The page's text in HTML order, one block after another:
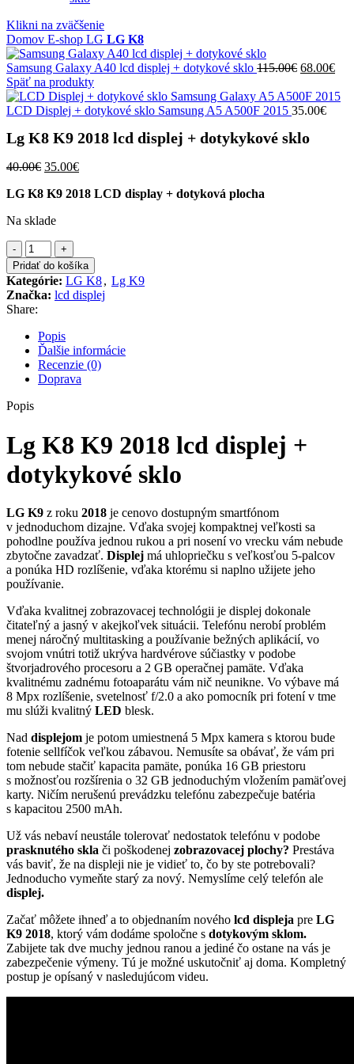
Klikni na zväčšenie
Domov E-shop LG LG K8
Samsung Galaxy A40 lcd displej + dotykové sklo 115.00€ Pôvodná
bola:
115.00€.
68.00€
je:
Späť na produkty
LCD Displej + dotykové sklo Samsung A5 A500F 2015 35.00€
Lg K8 K9 2018 lcd displej + dotykykové sklo
40.00€ Pôvodná
bola:
35.00€Aktuálna
je:
LG K8 K9 2018 LCD display + dotyková plocha
Na sklade
množstvo
Lg
K8
K9
2018
lcd
displej
+
dotykykové
sklo
Pridať do košíka
Kategórie: LG K8, Lg K9
Značka: lcd displej
Share:
Popis
Ďalšie informácie
Recenzie (0)
Doprava
Popis
Lg K8 K9 2018 lcd displej +
dotykykové sklo
LG K9 z roku 2018 je cenovo dostupným smartfónom
v jednoduchom dizajne. Vďaka svojej kompaktnej veľkosti sa
pohodlne používa jednou rukou a pri nosení vo vrecku vám nebude
zbytočne zavadzať. Displej má uhlopriečku s veľkosťou 5-palcov
a ponúka HD rozlíšenie, vďaka ktorému si naplno užijete jeho
používanie.
Vďaka kvalitnej zobrazovacej technológii je displej dokonale
čitateľný a jasný v akejkoľvek situácii. Telefónu nerobí problém
menej náročný multitasking a používanie bežných aplikácií, vo
svojom vnútri totiž ukrýva hardvérove súčiastky v podobe
štvorjadrového procesoru a 2 GB operačnej pamäte. Vďaka
kvalitnému zadnému fotoaparátu vám nič neunikne. Vo výbave má
8 Mpx rozlíšenie, svetelnosť f/2.0 a ako pomocník pri fotení v tme
mu slúži kvalitný LED blesk.
Nad displejom je potom umiestnená 5 Mpx kamera s ktorou bude
fotenie sellfíčok veľkou zábavou. Nemusíte sa obávať, že vám pri
tom nebude stačiť kapacita pamäte, ponúka 16 GB priestoru
s možnosťou rozšírenia o 32 GB jednoduchým vložením pamäťovej
karty. Ničím nerušenú prevádzku telefónu zabezpečuje batéria
s kapacitou 2500 mAh.
Už vás nebaví neustále tolerovať nedostatok telefónu v podobe
prasknutého skla či poškodenej zobrazovacej plochy? Prestáva
vás baviť, že na displeji nie je vidieť to, čo by ste potrebovali?
Jednoducho vymeňte starý za nový. Nemyslíme celý telefón ale
displej.
Začať môžete ihneď a to objednaním nového lcd displeja pre LG
K9 2018, ktorý vám dodáme spoločne s dotykovým sklom.
Zabijete tak dve muchy jednou ranou a jediné čo ostane na vás je
zabezpečenie výmeny. Tú je možné uskutočniť aj doma. Kompletný
postup je opísaný v nasledujúcom videu.